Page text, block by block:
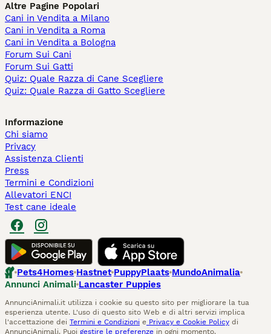
Altre Pagine Popolari
Cani in Vendita a Milano
Cani in Vendita a Roma
Cani in Vendita a Bologna
Forum Sui Cani
Forum Sui Gatti
Quiz: Quale Razza di Cane Scegliere
Quiz: Quale Razza di Gatto Scegliere
Informazione
Chi siamo
Privacy
Assistenza Clienti
Press
Termini e Condizioni
Allevatori ENCI
Test cane ideale
Pets4Homes Hastnet PuppyPlaats MundoAnimalia
Annunci Animali Lancaster Puppies
AnnunciAnimali.it utilizza i cookie su questo sito per migliorare la tua
esperienza utente. L'uso di questo sito Web e di altri servizi implica
l'accettazione dei Termini e Condizioni e Privacy e Cookie Policy di
AnnunciAnimali. Puoi gestire le preferenze in ogni momento.